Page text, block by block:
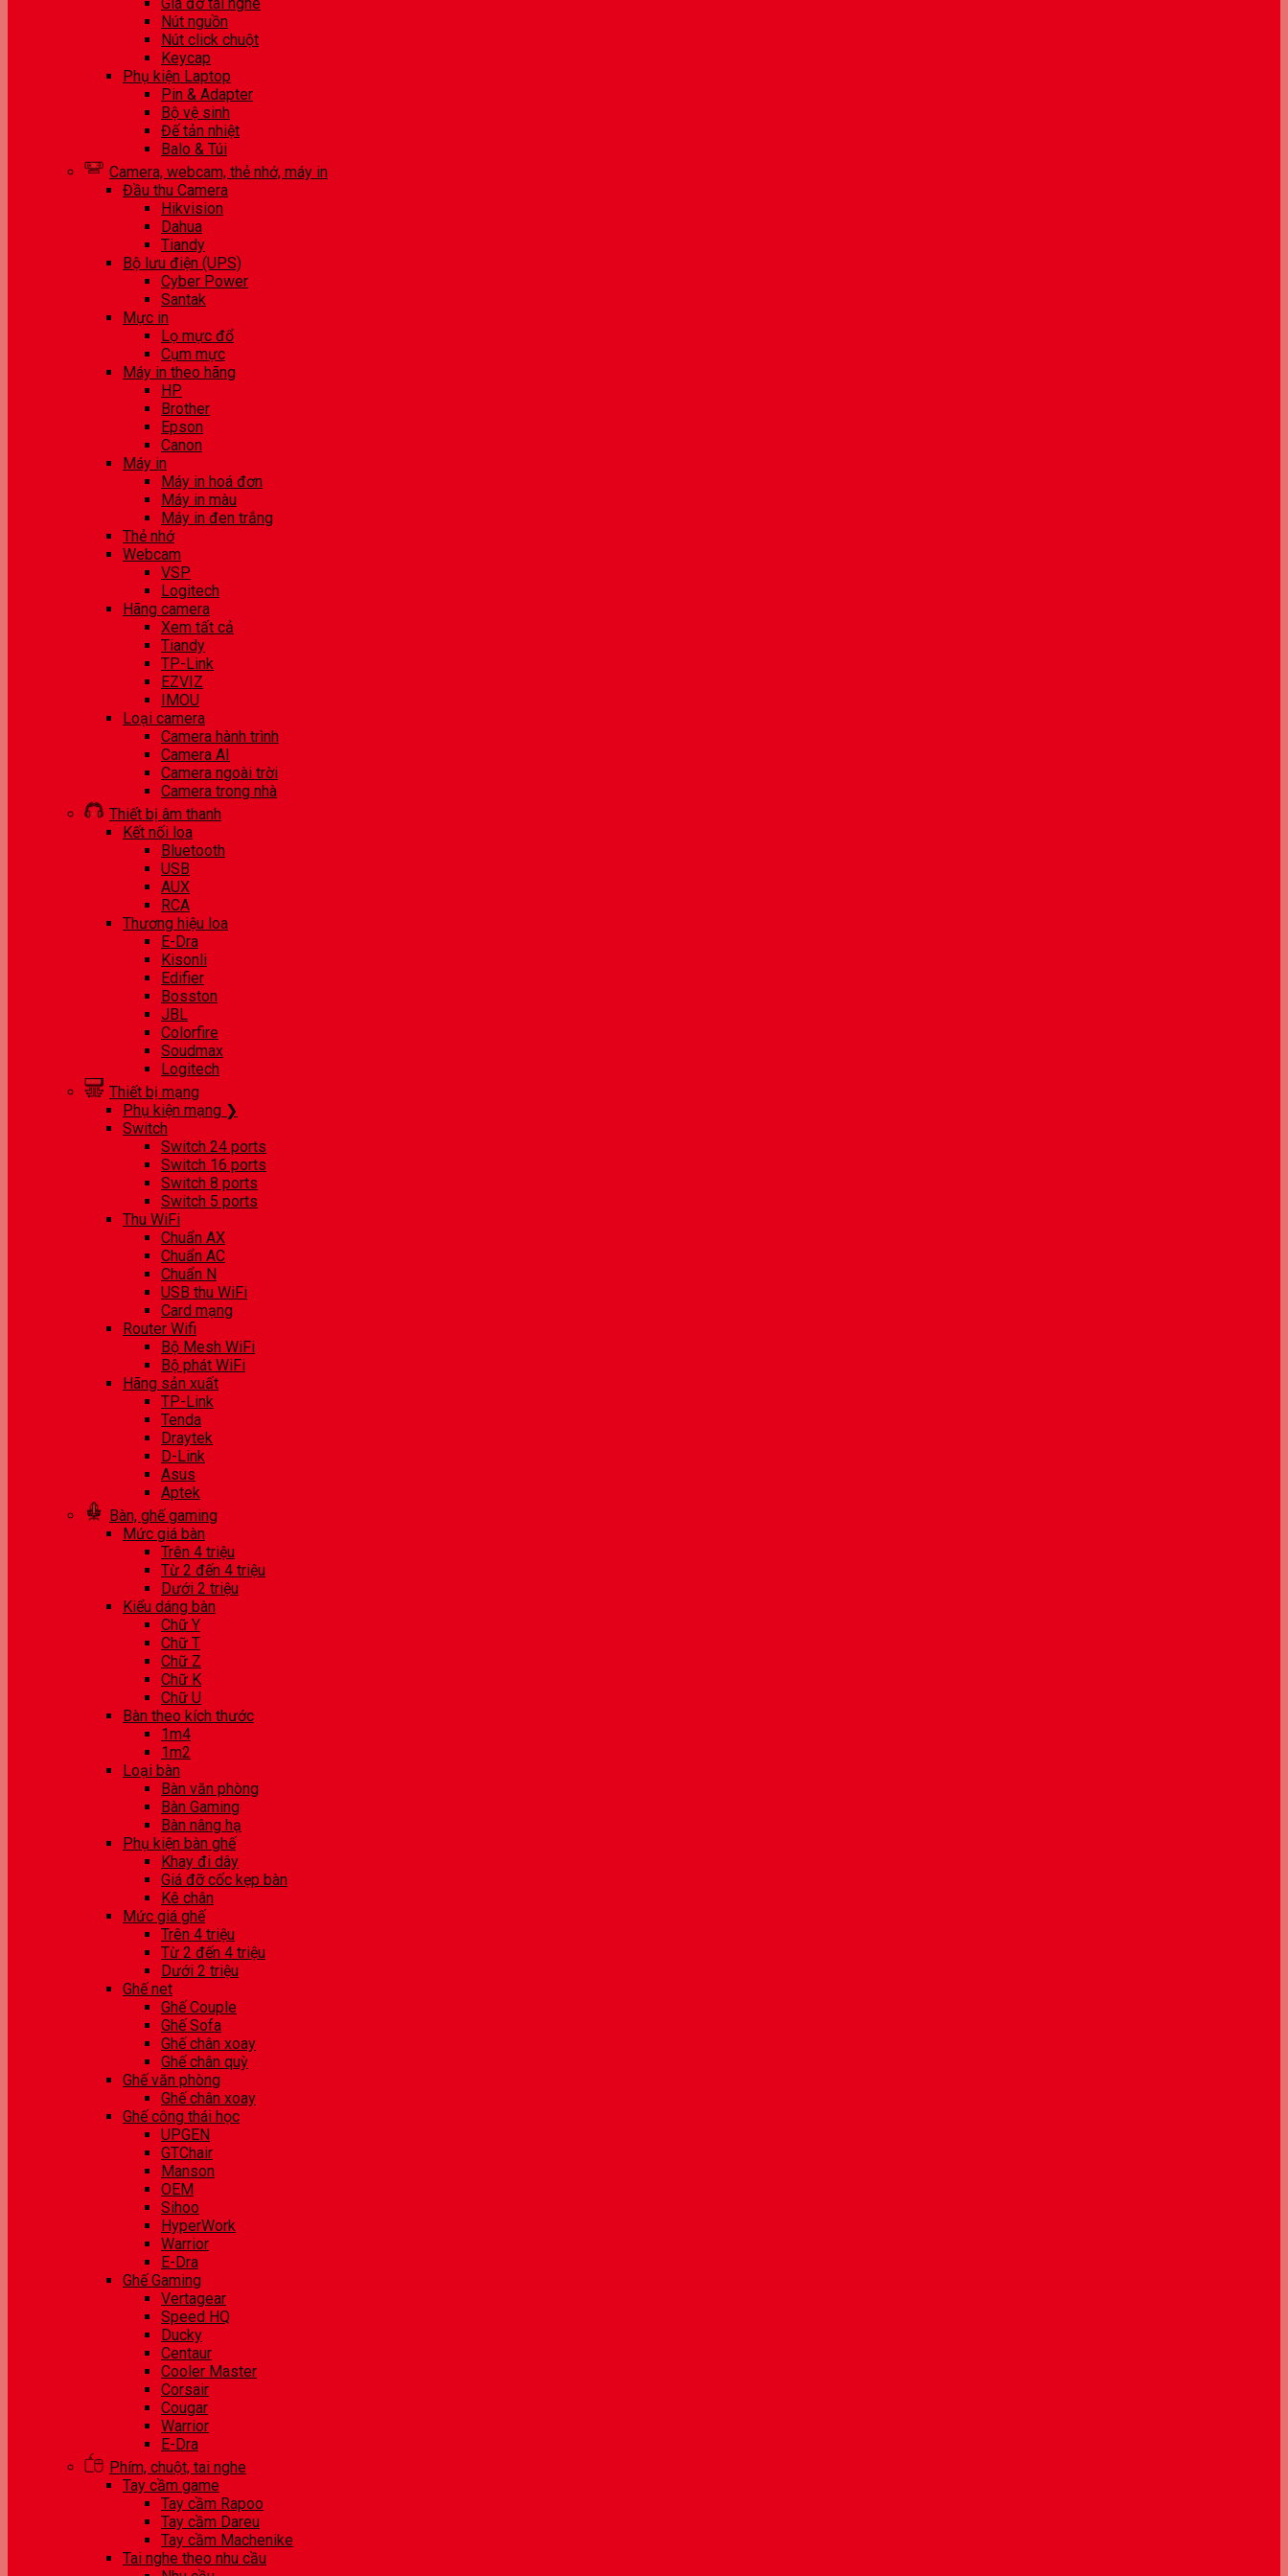
Nút nguồn
Nút click chuột
Keycap
Phụ kiện Laptop
Pin & Adapter
Bộ vệ sinh
Đế tản nhiệt
Balo & Túi
Camera, webcam, thẻ nhớ, máy in
Đầu thu Camera
Hikvision
Dahua
Tiandy
Bộ lưu điện (UPS)
Cyber Power
Santak
Mực in
Lọ mực đổ
Cụm mực
Máy in theo hãng
HP
Brother
Epson
Canon
Máy in
Máy in hoá đơn
Máy in màu
Máy in đen trắng
Thẻ nhớ
Webcam
VSP
Logitech
Hãng camera
Xem tất cả
Tiandy
TP-Link
EZVIZ
IMOU
Loại camera
Camera hành trình
Camera AI
Camera ngoài trời
Camera trong nhà
Thiết bị âm thanh
Kết nối loa
Bluetooth
USB
AUX
RCA
Thương hiệu loa
E-Dra
Kisonli
Edifier
Bosston
JBL
Colorfire
Soudmax
Logitech
Thiết bị mạng
Phụ kiện mạng ❯
Switch
Switch 24 ports
Switch 16 ports
Switch 8 ports
Switch 5 ports
Thu WiFi
Chuẩn AX
Chuẩn AC
Chuẩn N
USB thu WiFi
Card mạng
Router Wifi
Bộ Mesh WiFi
Bộ phát WiFi
Hãng sản xuất
TP-Link
Tenda
Draytek
D-Link
Asus
Aptek
Bàn, ghế gaming
Mức giá bàn
Trên 4 triệu
Từ 2 đến 4 triệu
Dưới 2 triệu
Kiểu dáng bàn
Chữ Y
Chữ T
Chữ Z
Chữ K
Chữ U
Bàn theo kích thước
1m4
1m2
Loại bàn
Bàn văn phòng
Bàn Gaming
Bàn nâng hạ
Phụ kiện bàn ghế
Khay đi dây
Giá đỡ cốc kẹp bàn
Kê chân
Mức giá ghế
Trên 4 triệu
Từ 2 đến 4 triệu
Dưới 2 triệu
Ghế net
Ghế Couple
Ghế Sofa
Ghế chân xoay
Ghế chân quỳ
Ghế văn phòng
Ghế chân xoay
Ghế công thái học
UPGEN
GTChair
Manson
OEM
Sihoo
HyperWork
Warrior
E-Dra
Ghế Gaming
Vertagear
Speed HQ
Ducky
Centaur
Cooler Master
Corsair
Cougar
Warrior
E-Dra
Phím, chuột, tai nghe
Tay cầm game
Tay cầm Rapoo
Tay cầm Dareu
Tay cầm Machenike
Tai nghe theo nhu cầu